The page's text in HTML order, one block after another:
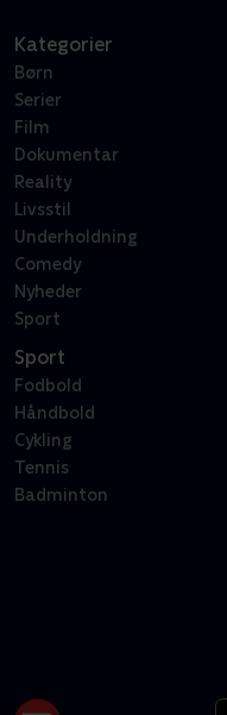
Kategorier
Børn
Serier
Film
Dokumentar
Reality
Livsstil
Underholdning
Comedy
Nyheder
Sport
Sport
Fodbold
Håndbold
Cykling
Tennis
Badminton